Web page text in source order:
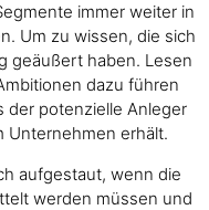
immer weiter in
Um zu wissen, die sich
geäußert haben. Lesen
dazu führen
der potenzielle Anleger
Unternehmen erhält.
aufgestaut, wenn die
werden müssen und